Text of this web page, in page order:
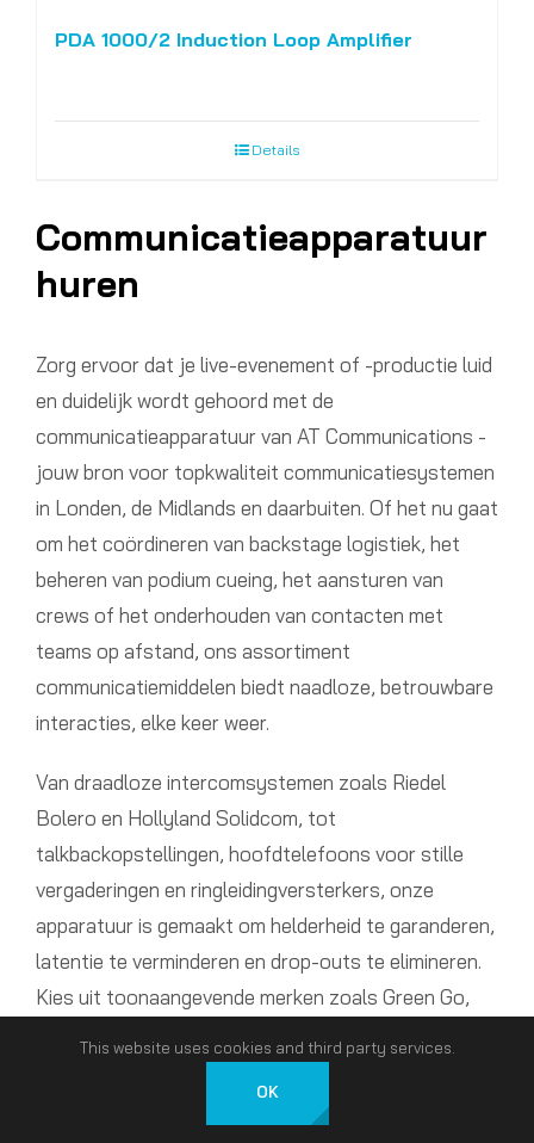
PDA 1000/2 Induction Loop Amplifier
Details
Communicatieapparatuur
huren
Zorg ervoor dat je live-evenement of -productie luid
en duidelijk wordt gehoord met de
communicatieapparatuur van AT Communications -
jouw bron voor topkwaliteit communicatiesystemen
in Londen, de Midlands en daarbuiten. Of het nu gaat
om het coördineren van backstage logistiek, het
beheren van podium cueing, het aansturen van
crews of het onderhouden van contacten met
teams op afstand, ons assortiment
communicatiemiddelen biedt naadloze, betrouwbare
interacties, elke keer weer.
Van draadloze intercomsystemen zoals Riedel
Bolero en Hollyland Solidcom, tot
talkbackopstellingen, hoofdtelefoons voor stille
vergaderingen en ringleidingversterkers, onze
apparatuur is gemaakt om helderheid te garanderen,
latentie te verminderen en drop-outs te elimineren.
Kies uit toonaangevende merken zoals Green Go,
echte, betrouwbare prestaties onder druk leveren.
ATC AV VERHUUR en LIVE EVENEMENTEN
This website uses cookies and third party services.
OK